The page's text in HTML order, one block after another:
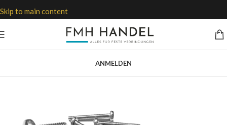
Skip to main content
ANMELDEN